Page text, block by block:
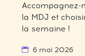
Accompagnez-
la MDJ et
la semaine !
6 mai 2026